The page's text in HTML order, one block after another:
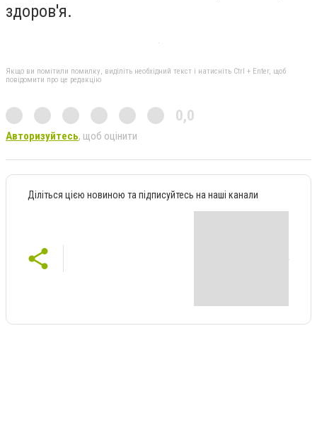
здоров'я.
Якщо ви помітили помилку, виділіть необхідний текст і натисніть Ctrl + Enter, щоб
повідомити про це редакцію
0,0
Авторизуйтесь, щоб оцінити
Діліться цією новиною та підписуйтесь на наші канали